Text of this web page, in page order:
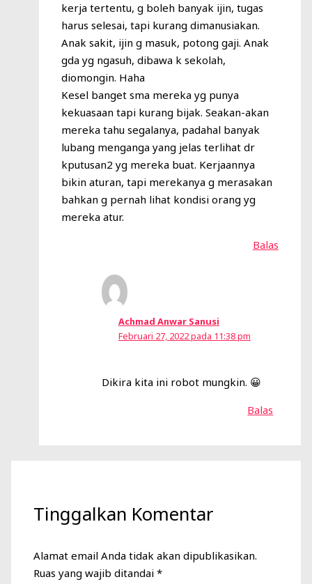
kerja tertentu, g boleh banyak ijin, tugas
harus selesai, tapi kurang dimanusiakan.
Anak sakit, ijin g masuk, potong gaji. Anak
gda yg ngasuh, dibawa k sekolah,
diomongin. Haha
Kesel banget sma mereka yg punya
kekuasaan tapi kurang bijak. Seakan-akan
mereka tahu segalanya, padahal banyak
lubang menganga yang jelas terlihat dr
kputusan2 yg mereka buat. Kerjaannya
bikin aturan, tapi merekanya g merasakan
bahkan g pernah lihat kondisi orang yg
mereka atur.
Balas
Achmad Anwar Sanusi
Februari 27, 2022 pada 11:38 pm
Dikira kita ini robot mungkin. 😀
Balas
Tinggalkan Komentar
Alamat email Anda tidak akan dipublikasikan.
Ruas yang wajib ditandai*